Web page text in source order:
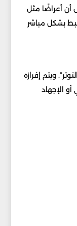
أن أعراضًا مثل
بشكل مباشر
ويتم إفرازه
الإجهاد